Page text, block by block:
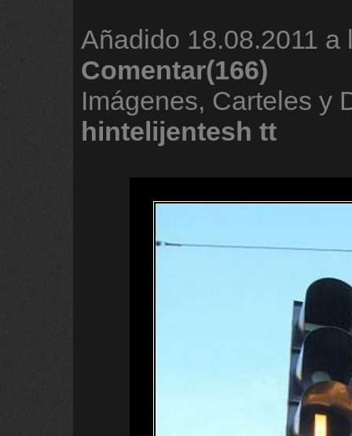
Añadido 18.08.2011 a
Comentar(166)
Imágenes, Carteles y
hintelijentesh tt